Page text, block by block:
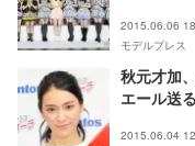
2015.06.06
モデルプレス
秋元才加
エール送る
2015.06.04